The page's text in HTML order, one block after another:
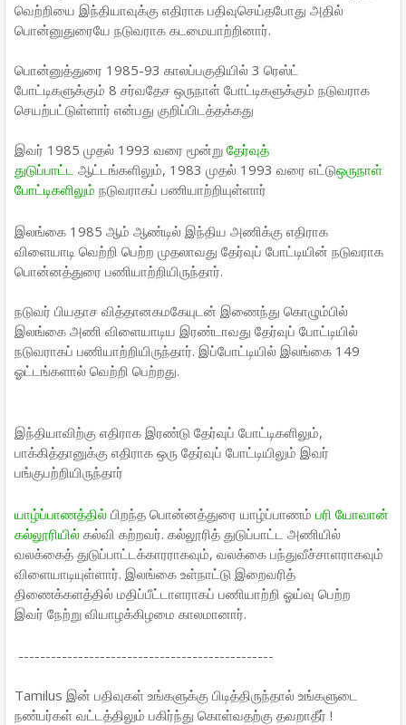
வெற்றியை இந்தியாவுக்கு எதிராக பதிவுசெய்தபோது அதில்
பொன்னுதுரையே நடுவராக கடமையாற்றினார்.
பொன்னுத்துரை 1985-93 காலப்பகுதியில் 3 ரெஸ்ட்
போட்டிகளுக்கும் 8 சர்வதேச ஒருநாள் போட்டிகளுக்கும் நடுவராக
செயற்பட்டுள்ளார் என்பது குறிப்பிடத்தக்கது
இவர் 1985 முதல் 1993 வரை மூன்று தேர்வுத்
துடுப்பாட்ட ஆட்டங்களிலும், 1983 முதல் 1993 வரை எட்டுஒருநாள்
போட்டிகளிலும் நடுவராகப் பணியாற்றியுள்ளார்
இலங்கை 1985 ஆம் ஆண்டில் இந்திய அணிக்கு எதிராக
விளையாடி வெற்றி பெற்ற முதலாவது தேர்வுப் போட்டியின் நடுவராக
பொன்னத்துரை பணியாற்றியிருந்தார்.
நடுவர் பியதாச வித்தானகமகேயுடன் இணைந்து கொழும்பில்
இலங்கை அணி விளையாடிய இரண்டாவது தேர்வுப் போட்டியில்
நடுவராகப் பணியாற்றியிருந்தார். இப்போட்டியில் இலங்கை 149
ஓட்டங்களால் வெற்றி பெற்றது.
இந்தியாவிற்கு எதிராக இரண்டு தேர்வுப் போட்டிகளிலும்,
பாக்கித்தானுக்கு எதிராக ஒரு தேர்வுப் போட்டியிலும் இவர்
பங்குபற்றியிருந்தார்
யாழ்ப்பாணத்தில் பிறந்த பொன்னத்துரை யாழ்ப்பாணம் பரி யோவான்
கல்லூரியில் கல்வி கற்றவர். கல்லூரித் துடுப்பாட்ட அணியில்
வலக்கைத் துடுப்பாட்டக்காரராகவும், வலக்கை பந்துவீச்சாளராகவும்
விளையாடியுள்ளார். இலங்கை உள்நாட்டு இறைவரித்
திணைக்களத்தில் மதிப்பீட்டாளராகப் பணியாற்றி ஓய்வு பெற்ற
இவர் நேற்று வியாழக்கிழமை காலமானார்.
-----------------------------------------------
Tamilus இன் பதிவுகள் உங்களுக்கு பிடித்திருந்தால் உங்களுடை
நண்பர்கள் வட்டத்திலும் பகிர்ந்து கொள்வதற்கு தவறாதீர் !